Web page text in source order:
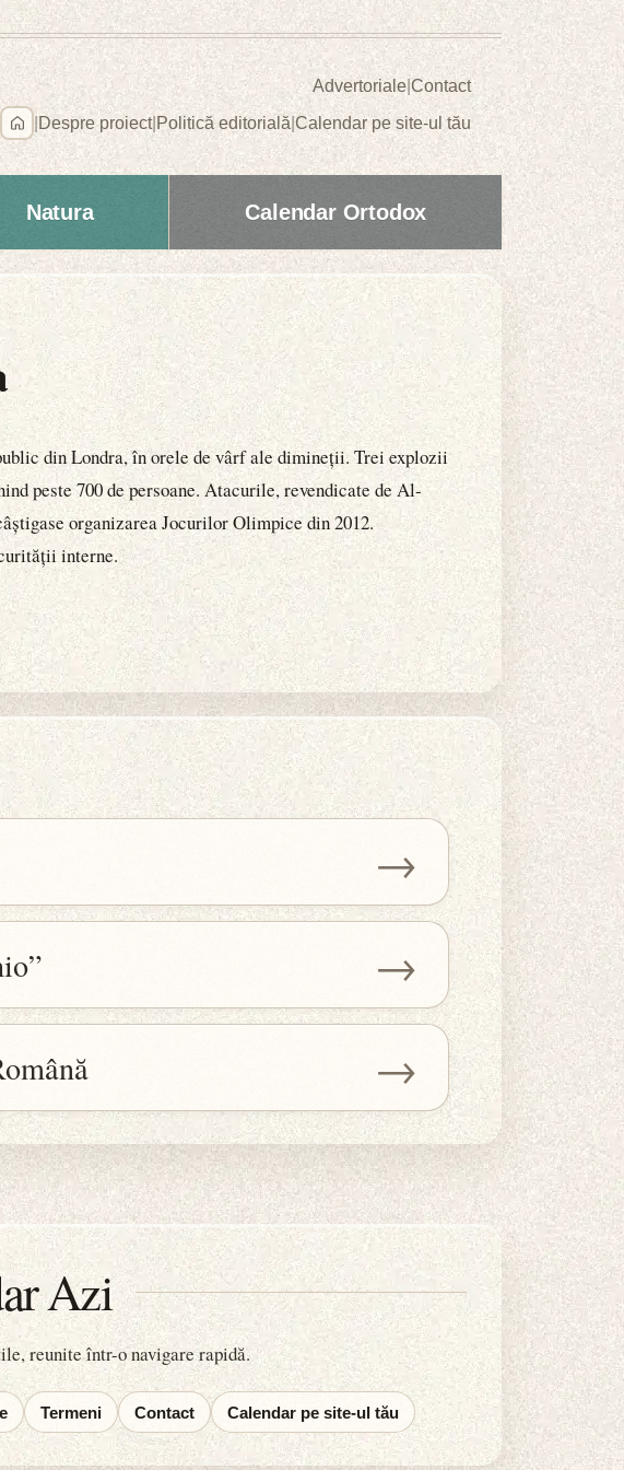
Advertoriale|Contact
Despre proiect| Politică editorială|Calendar pe site-ul tău
Natura Calendar Ortodox
din Londra, în orele de vârf ale dimineții. Trei explozii
peste 700 de persoane. Atacurile, revendicate de Al-
organizarea Jocurilor Olimpice din 2012.
interne.
→
→
→
Azi
reunite într-o navigare rapidă.
Termeni Contact Calendar pe site-ul tău